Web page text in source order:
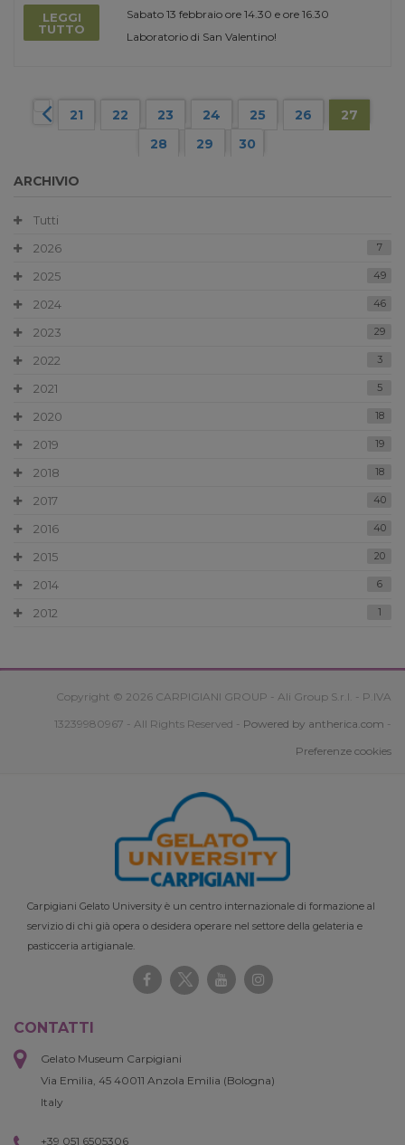
LEGGI
TUTTO
Sabato 13 febbraio ore 14.30 e ore 16.30
Laboratorio di San Valentino!
21 22 23 24 25 26
27
28
29 30
ARCHIVIO
Tutti
2026
7
2025 49
2024 46
2023 29
2022 3
2021 5
2020 18
2019 19
2018 18
2017 40
2016 40
2015 20
2014 6
2012 1
Copyright © 2026 CARPIGIANI GROUP - Ali Group S.r.l. - P.IVA
13239980967 - All Rights Reserved - Powered by antherica.com -
Preferenze cookies
Carpigiani Gelato University è un centro internazionale di formazione al
servizio di chi già opera o desidera operare nel settore della gelateria e
pasticceria artigianale.
CONTATTI
Gelato Museum Carpigiani
Via Emilia, 45 40011 Anzola Emilia (Bologna)
Italy
+39 051 6505306